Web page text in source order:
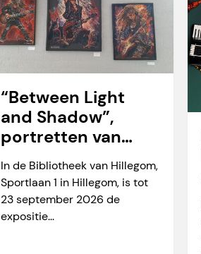
“Between Light
and Shadow”,
portretten van
Martien Okkerse
In de Bibliotheek van Hillegom,
Sportlaan 1 in Hillegom, is tot
23 september 2026 de
expositie...